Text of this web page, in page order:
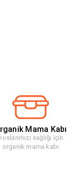
Mama Kabı
sağlığı için
organik mama kabı